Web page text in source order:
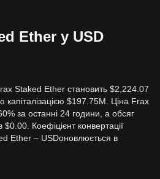
Ether у USD
Staked Ether становить $2,224.07
$197.75M. Ціна Frax
за останні 24 години, а обсяг
$0.00. Коефіцієнт конвертації
Ether – USDоновлюється в